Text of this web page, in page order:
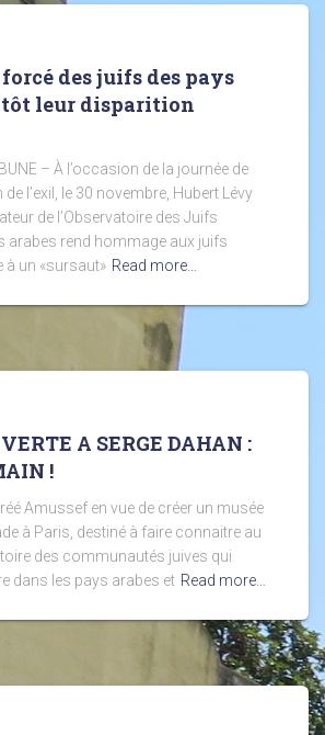
des juifs des pays
leur disparition
– À l’occasion de la journée de
l’exil, le 30 novembre, Hubert Lévy
de l’Observatoire des Juifs
arabes rend hommage aux juifs
à un «sursaut» Read more…
A SERGE DAHAN :
!
Amussef en vue de créer un musée
à Paris, destiné à faire connaitre au
des communautés juives qui
dans les pays arabes et Read more…